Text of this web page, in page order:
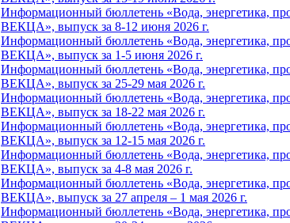
Информационный бюллетень «Вода, энергетика,
ВЕКЦА», выпуск за 8-12 июня 2026 г.
Информационный бюллетень «Вода, энергетика,
ВЕКЦА», выпуск за 1-5 июня 2026 г.
Информационный бюллетень «Вода, энергетика,
ВЕКЦА», выпуск за 25-29 мая 2026 г.
Информационный бюллетень «Вода, энергетика,
ВЕКЦА», выпуск за 18-22 мая 2026 г.
Информационный бюллетень «Вода, энергетика,
ВЕКЦА», выпуск за 12-15 мая 2026 г.
Информационный бюллетень «Вода, энергетика,
ВЕКЦА», выпуск за 4-8 мая 2026 г.
Информационный бюллетень «Вода, энергетика,
ВЕКЦА», выпуск за 27 апреля – 1 мая 2026 г.
Информационный бюллетень «Вода, энергетика,